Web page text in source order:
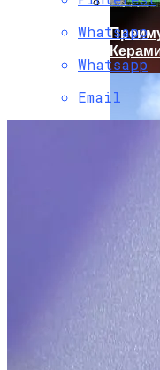
Whatsapp
Whatsapp
Email